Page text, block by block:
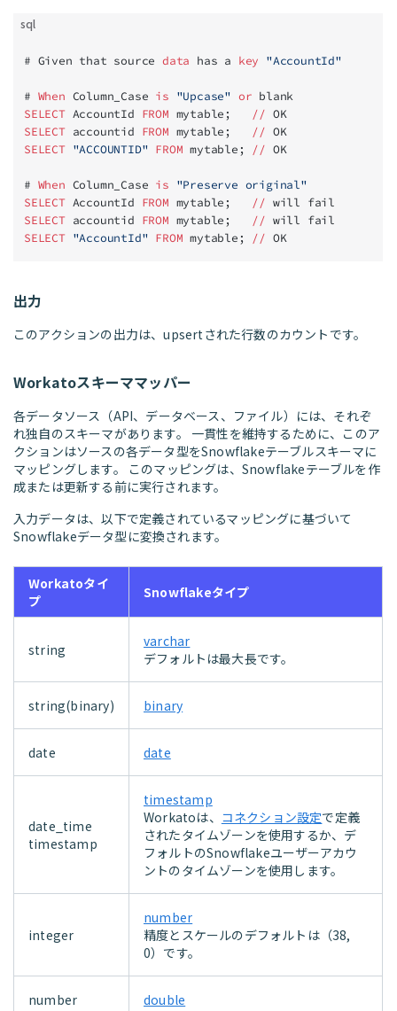
sql
# Given that source data has a key "AccountId"
# When Column_Case is "Upcase" or blank
SELECT AccountId FROM mytable; // OK
SELECT accountid FROM mytable; // OK
SELECT "ACCOUNTID" FROM mytable; // OK
# When Column_Case is "Preserve original"
SELECT AccountId FROM mytable; // will fail
SELECT accountid FROM mytable; // will fail
SELECT "AccountId" FROM mytable; // OK
出力
このアクションの出力は、upsertされた行数のカウントです。
Workatoスキーママッパー
各データソース（API、データベース、ファイル）には、それぞ
れ独自のスキーマがあります。 一貫性を維持するために、このア
クションはソースの各データ型をSnowflakeテーブルスキーマに
マッピングします。 このマッピングは、Snowflakeテーブルを作
成または更新する前に実行されます。
入力データは、以下で定義されているマッピングに基づいて
Snowflakeデータ型に変換されます。
Workatoタイ
プ
Snowflakeタイプ
string
varchar
デフォルトは最大長です。
string(binary) binary
date date
date_time
timestamp
timestamp
Workatoは、 コネクション設定で定義
されたタイムゾーンを使用するか、デ
フォルトのSnowflakeユーザーアカウ
ントのタイムゾーンを使用します。
integer
number
精度とスケールのデフォルトは（38,
0）です。
number double